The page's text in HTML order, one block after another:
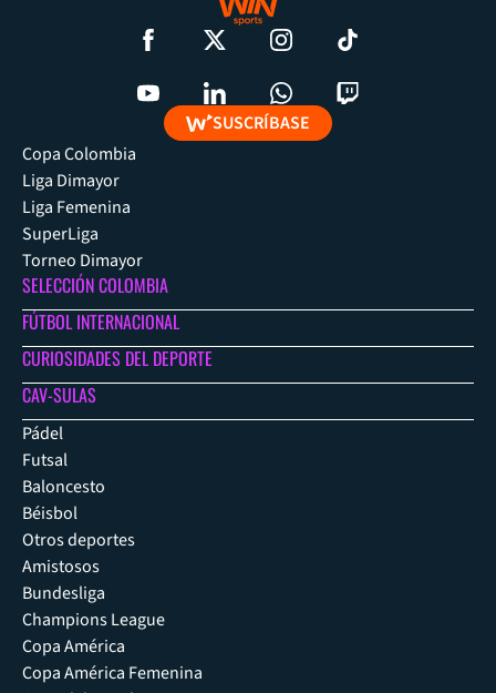
SUSCRÍBASE
Copa Colombia
Liga Dimayor
Liga Femenina
SuperLiga
Torneo Dimayor
SELECCIÓN COLOMBIA
FÚTBOL INTERNACIONAL
CURIOSIDADES DEL DEPORTE
CAV-SULAS
Pádel
Futsal
Baloncesto
Béisbol
Otros deportes
Amistosos
Bundesliga
Champions League
Copa América
Copa América Femenina